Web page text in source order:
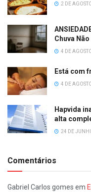
2 DE
Chuva
4 DE
Está com
4 DE
Hapvida
alta
24 DE
Comentários
Gabriel Carlos gomes em